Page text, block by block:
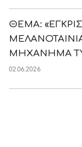
ΘΕΜΑ:
ΜΗΧΑΝΗΜΑ
02.06.2026